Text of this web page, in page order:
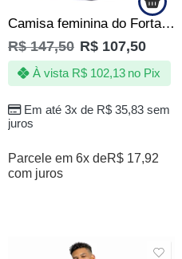
Camisa feminina do Fortaleza – Jotaz – Leão Celeste
R$147,50 R$ 107,50
Em até 3x de R$35,83sem
juros
À vista R$102,13 no Pix
Parcele em 6x deR$ 17,92
com juros